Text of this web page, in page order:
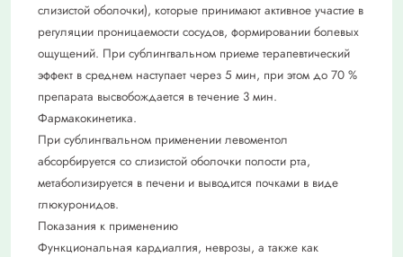
слизистой оболочки), которые принимают активное участие в
регуляции проницаемости сосудов, формировании болевых
ощущений. При сублингвальном приеме терапевтический
эффект в среднем наступает через 5 мин, при этом до 70 %
препарата высвобождается в течение 3 мин.
Фармакокинетика.
При сублингвальном применении левоментол
абсорбируется со слизистой оболочки полости рта,
метаболизируется в печени и выводится почками в виде
глюкуронидов.
Показания к применению
Функциональная кардиалгия, неврозы, а также как